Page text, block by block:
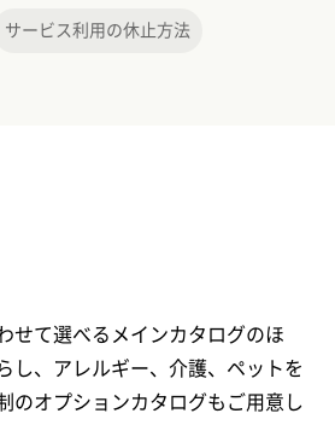
サービス利用の休止方法
せて選べるメインカタログのほ
し、アレルギー、介護、ペットを
のオプションカタログもご用意し